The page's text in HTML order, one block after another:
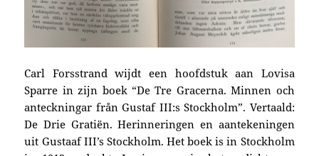
Carl Forsstrand wijdt een hoofdstuk aan Lovisa
Sparre in zijn boek “De Tre Gracerna. Minnen och
anteckningar från Gustaf III:s Stockholm”. Vertaald:
De Drie Gratiën. Herinneringen en aantekeningen
uit Gustaaf III’s Stockholm. Het boek is in Stockholm